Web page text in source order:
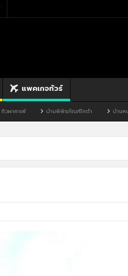
แพคเกจทัวร์
บ้านพิพิธภัณฑ์ไทดำ บ้านหนองมะจับ บ้